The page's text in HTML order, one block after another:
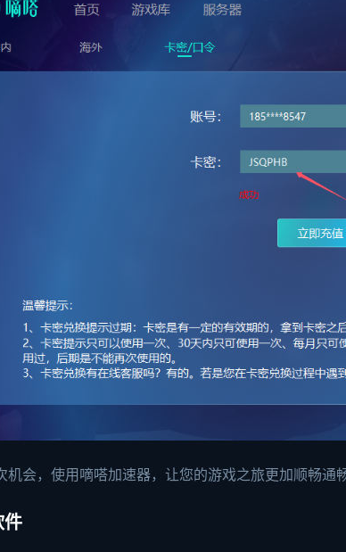
机会，使用嘀嗒加速器，让您的游戏之旅更加顺畅通畅
件